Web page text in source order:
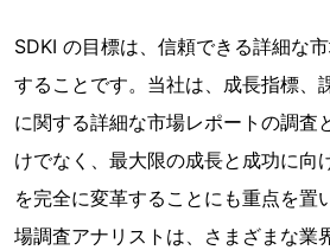
SDKI の目標は、信頼できる詳細な
することです。当社は、成長指標、
に関する詳細な市場レポートの調査
けでなく、最大限の成長と成功に向
を完全に変革することにも重点を置
場調査アナリストは、さまざまな業